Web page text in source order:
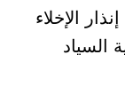
الإخلاء
السياد